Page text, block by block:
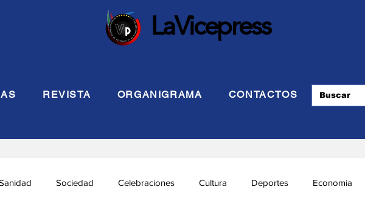
LaVicepress
REVISTA ORGANIGRAMA CONTACTOS
Sociedad Celebraciones Cultura Deportes Economia